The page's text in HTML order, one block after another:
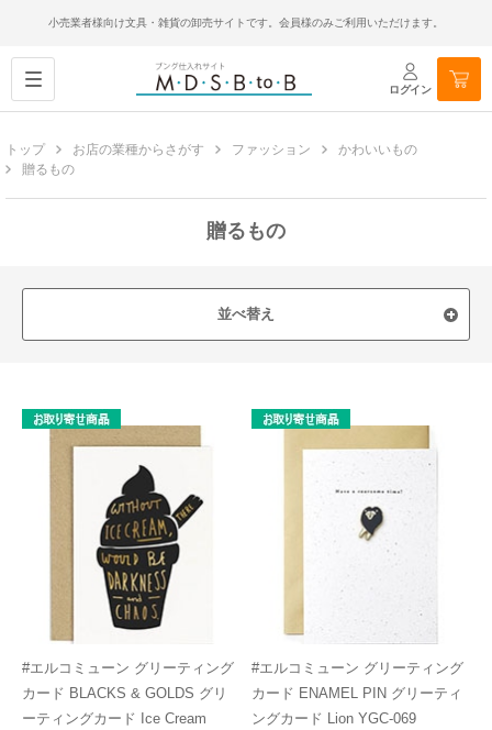
小売業者様向け文具・雑貨の卸売サイトです。会員様のみご利用いただけます。
ログイン
トップ お店の業種からさがす ファッション
かわいいもの
贈るもの
贈るもの
並べ替え
#エルコミューン グリーティング
カード BLACKS & GOLDS グリ
ーティングカード Ice Cream
#エルコミューン グリーティング
カード ENAMEL PIN グリーティ
ングカード Lion YGC-069